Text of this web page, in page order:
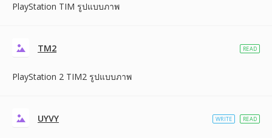
PlayStation TIM รูปแบบภาพ
TM2
PlayStation 2 TIM2 รูปแบบภาพ
READ
UYVY WRITE READ